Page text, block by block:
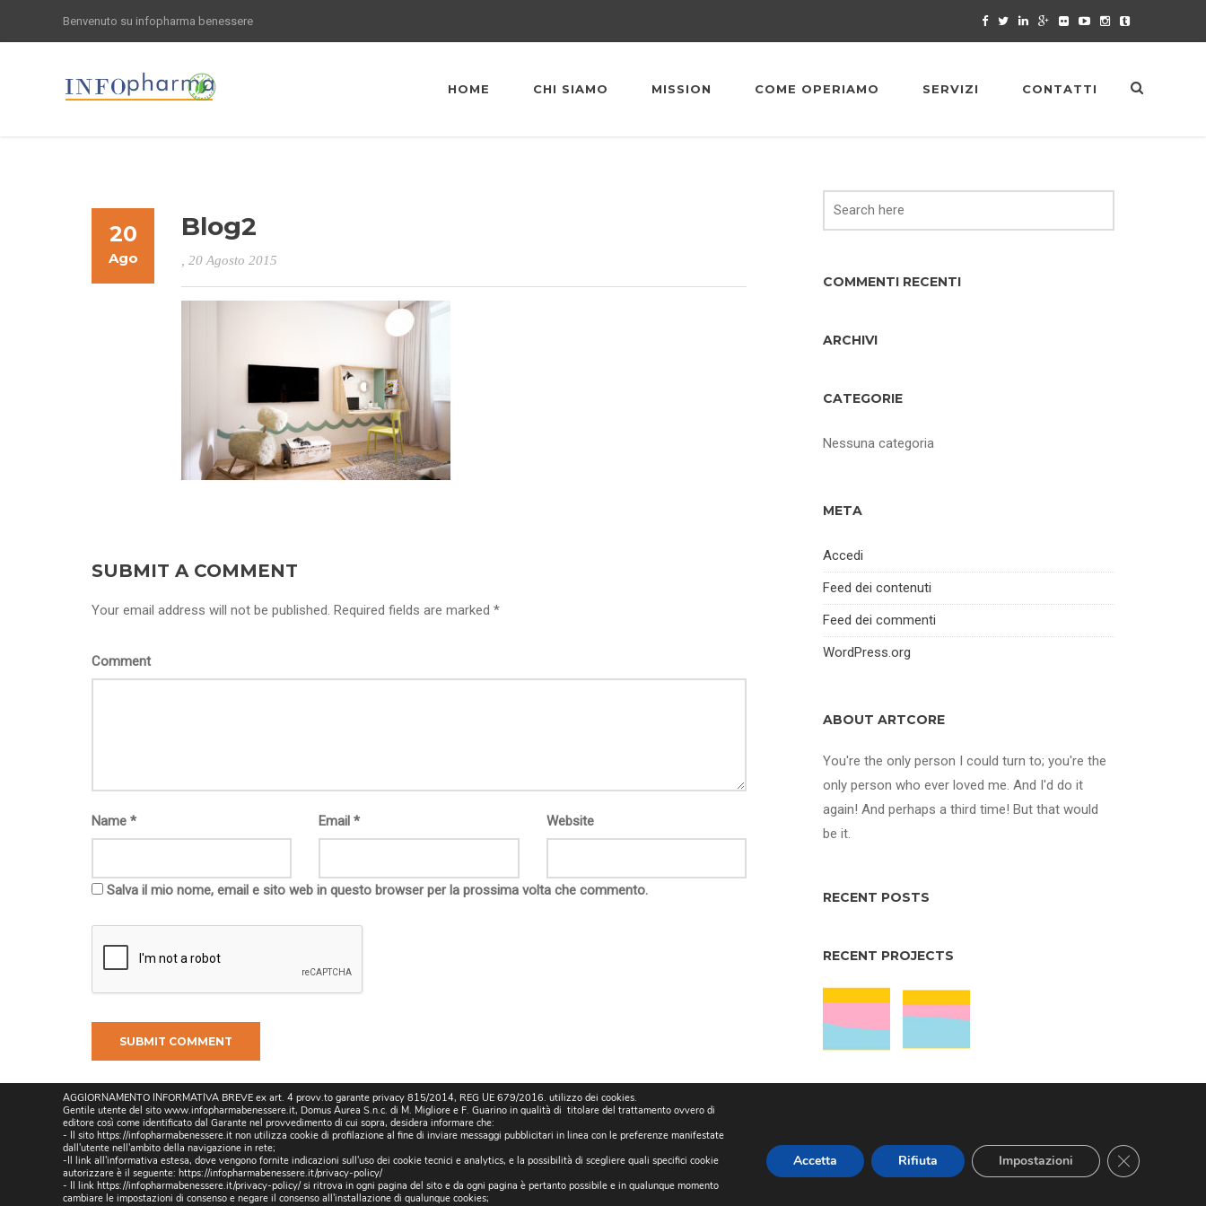
Benvenuto su infopharma benessere
HOME CHI SIAMO MISSION COME OPERIAMO SERVIZI CONTATTI
20
Ago
Blog2
, 20 Agosto 2015
SUBMIT A COMMENT
Your email address will not be published. Required fields are marked *
Comment
Name * Email* Website
Salva il mio nome, email e sito web in questo browser per la prossima volta che commento.
COMMENTI RECENTI
ARCHIVI
CATEGORIE
Nessuna categoria
META
Accedi
Feed dei contenuti
Feed dei commenti
WordPress.org
ABOUT ARTCORE
You're the only person I could turn to; you're the
only person who ever loved me. And I'd do it
again! And perhaps a third time! But that would
be it.
RECENT POSTS
RECENT PROJECTS
Nessuna categoria
AGGIORNAMENTO INFORMATIVA BREVE ex art. 4 provv.to garante privacy 815/2014, REG UE 679/2016. utilizzo dei cookies.
Gentile utente del sito www.infopharmabenessere.it, Domus Aurea S.n.c. di M. Migliore e F. Guarino in qualità di titolare del trattamento ovvero di
editore così come identificato dal Garante nel provvedimento di cui sopra, desidera informare che:
- Il sito https://infopharmabenessere.it non utilizza cookie di profilazione al fine di inviare messaggi pubblicitari in linea con le preferenze manifestate
dall'utente nell'ambito della navigazione in rete;
-Il link all'informativa estesa, dove vengono fornite indicazioni sull'uso dei cookie tecnici e analytics, e la possibilità di scegliere quali specifici cookie
autorizzare è il seguente: https://infopharmabenessere.it/privacy-policy/
- Il link https://infopharmabenessere.it/privacy-policy/ si ritrova in ogni pagina del sito e da ogni pagina è pertanto possibile e in qualunque momento
cambiare le impostazioni di consenso e negare il consenso all'installazione di qualunque cookies;
Accetta Rifiuta Impostazioni Close GDPR